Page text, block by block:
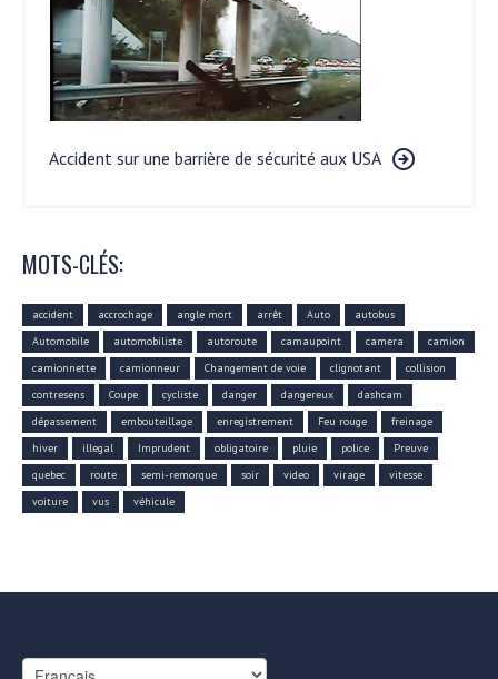
Accident sur une barrière de sécurité aux USA
MOTS-CLÉS:
accident accrochage angle mort arrêt Auto
autobus
Automobile
automobiliste autoroute camaupoint camera
camion
camionnette
camionneur Changement de voie clignotant
collision
contresens
Coupe cycliste danger dangereux
dashcam
dépassement
embouteillage enregistrement Feu rouge
freinage
hiver
illegal Imprudent obligatoire pluie police
Preuve
quebec
route semi-remorque soir video virage
vitesse
voiture
vus véhicule
Choisir